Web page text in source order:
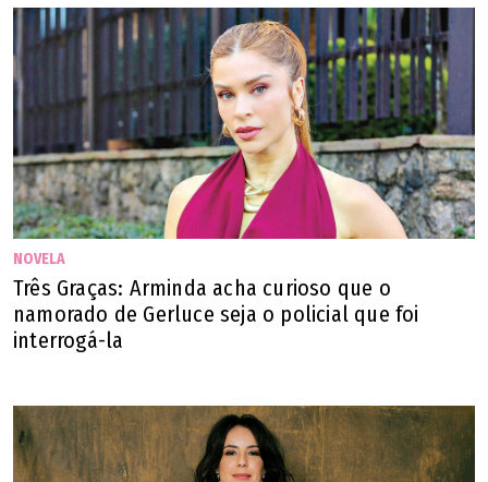
NOVELA
Três Graças: Arminda acha curioso que o
namorado de Gerluce seja o policial que foi
interrogá-la